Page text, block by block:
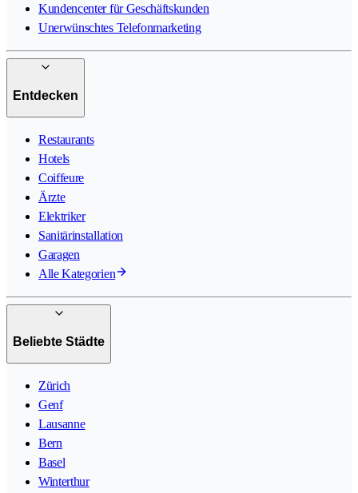
Kundencenter für Geschäftskunden
Unerwünschtes Telefonmarketing
Entdecken
Restaurants
Hotels
Coiffeure
Ärzte
Elektriker
Sanitärinstallation
Garagen
Alle Kategorien
Beliebte Städte
Zürich
Genf
Lausanne
Bern
Basel
Winterthur